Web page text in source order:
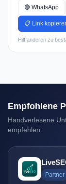
🟢 WhatsApp
📋 Link
Hilf anderen zu
Empfohlene
Handverlesene
empfehlen.
Partner